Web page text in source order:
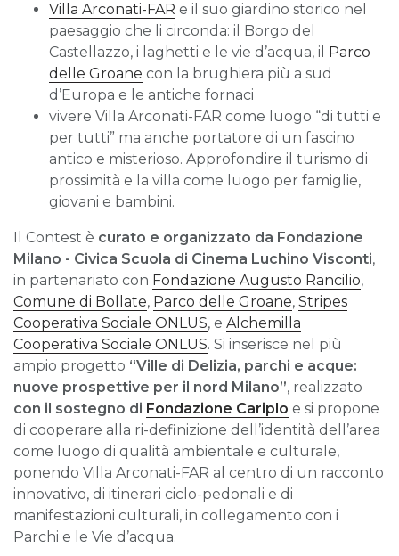
Villa Arconati-FAR e il suo giardino storico nel
paesaggio che li circonda: il Borgo del
Castellazzo, i laghetti e le vie d’acqua, il
Parco
delle Groane con la brughiera più a sud
d’Europa e le antiche fornaci
vivere Villa Arconati-FAR come luogo “di tutti e
per tutti” ma anche portatore di un fascino
antico e misterioso. Approfondire il turismo di
prossimità e la villa come luogo per famiglie,
giovani e bambini.
Il Contest è curato e organizzato da Fondazione
Milano - Civica Scuola di Cinema Luchino Visconti,
in partenariato con Fondazione Augusto Rancilio,
Comune di Bollate, Parco delle Groane, Stripes
Cooperativa Sociale ONLUS, e Alchemilla
Cooperativa Sociale ONLUS. Si inserisce nel più
ampio progetto “Ville di Delizia, parchi e acque:
nuove prospettive per il nord Milano”, realizzato
con il sostegno di Fondazione Cariplo e si propone
di cooperare alla ri-definizione dell’identità dell’area
come luogo di qualità ambientale e culturale,
ponendo Villa Arconati-FAR al centro di un racconto
innovativo, di itinerari ciclo-pedonali e di
manifestazioni culturali, in collegamento con i
Parchi e le Vie d’acqua.